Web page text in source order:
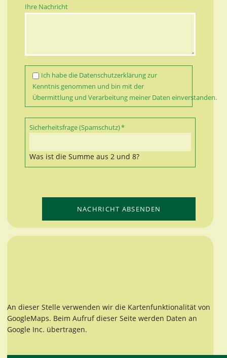
Ihre Nachricht
Ich habe die Datenschutzerklärungzur
Kenntnis genommen und bin mit der
Übermittlung und Verarbeitung meiner Daten einverstanden.
Pflichtfeld
Sicherheitsfrage (Spamschutz)*
Was ist die Summe aus 2 und 8?
NACHRICHT ABSENDEN
An dieser Stelle verwenden wir die Kartenfunktionalität von
GoogleMaps. Beim Aufruf dieser Seite werden Daten an
Google Inc. übertragen.